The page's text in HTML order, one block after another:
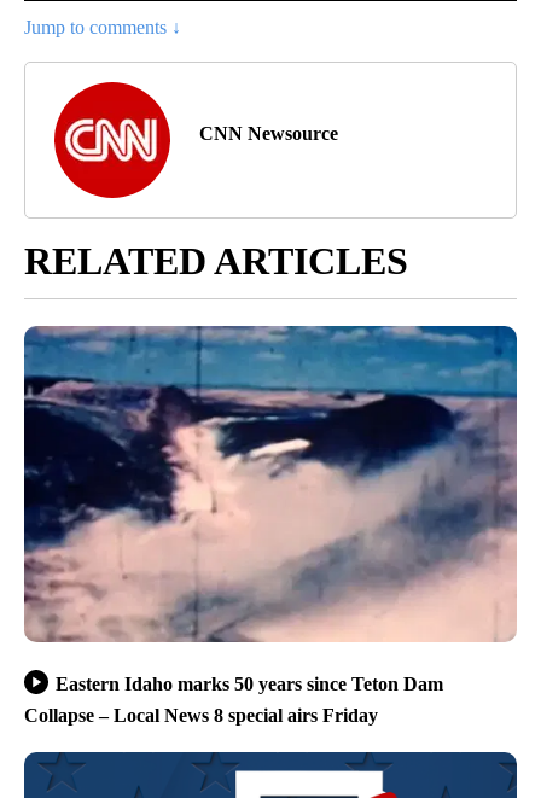
Jump to comments ↓
CNN Newsource
RELATED ARTICLES
Eastern Idaho marks 50 years since Teton Dam
Collapse – Local News 8 special airs Friday